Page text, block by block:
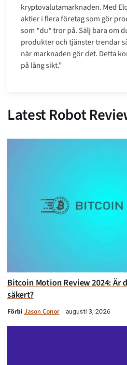
kryptovalutamarknaden. Med
aktier i flera företag som gör
som *du* tror på. Sälj bara om
produkter och tjänster trendar
när marknaden gör det. Detta
på lång sikt.”
Latest Robot
Bitcoin Motion Review 2024: Är
säkert?
Förbi Jason Conor augusti 3, 2026